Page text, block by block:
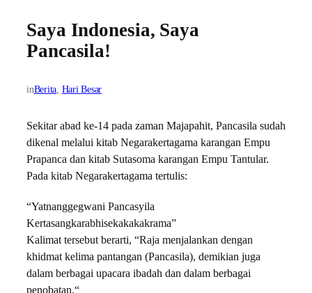
Saya Indonesia, Saya
Pancasila!
inBerita, Hari Besar
Sekitar abad ke-14 pada zaman Majapahit, Pancasila sudah
dikenal melalui kitab Negarakertagama karangan Empu
Prapanca dan kitab Sutasoma karangan Empu Tantular.
Pada kitab Negarakertagama tertulis:
“Yatnanggegwani Pancasyila
Kertasangkarabhisekakakakrama”
Kalimat tersebut berarti, “Raja menjalankan dengan
khidmat kelima pantangan (Pancasila), demikian juga
dalam berbagai upacara ibadah dan dalam berbagai
penobatan.“